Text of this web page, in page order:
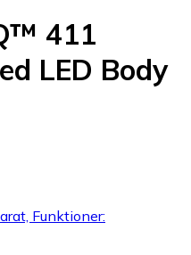
411
LED Body
Funktioner: